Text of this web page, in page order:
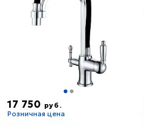
17 750 руб.
Розничная цена